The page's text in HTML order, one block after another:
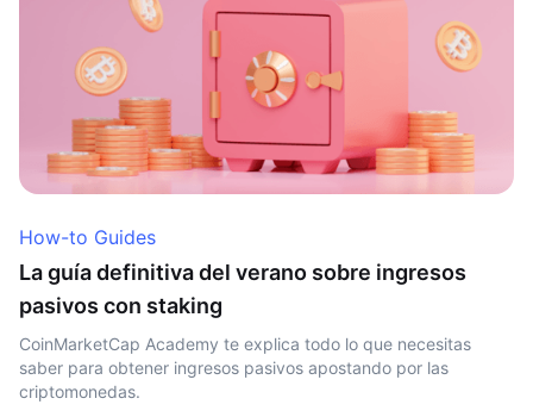
How-to Guides
La guía definitiva del verano sobre ingresos
pasivos con staking
CoinMarketCap Academy te explica todo lo que necesitas
saber para obtener ingresos pasivos apostando por las
criptomonedas.